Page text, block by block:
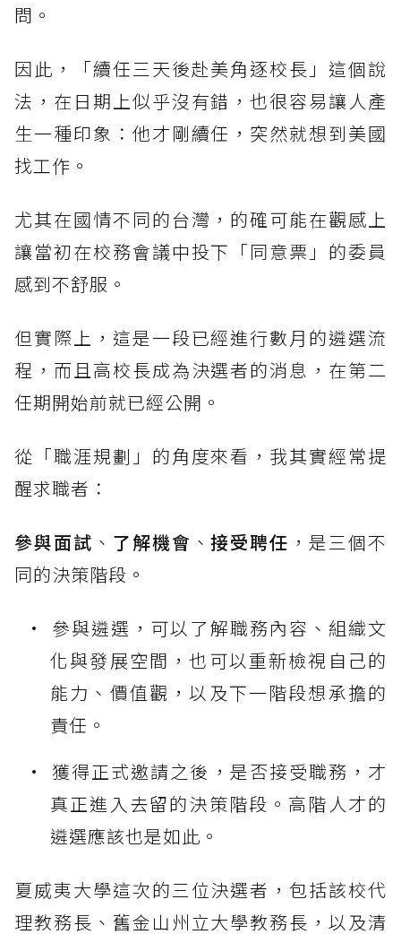
問。
因此，「續任三天後赴美角逐校長」這個說
法，在日期上似乎沒有錯，也很容易讓人產
生一種印象：他才剛續任，突然就想到美國
找工作。
尤其在國情不同的台灣，的確可能在觀感上
讓當初在校務會議中投下「同意票」的委員
感到不舒服。
但實際上，這是一段已經進行數月的遴選流
程，而且高校長成為決選者的消息，在第二
任期開始前就已經公開。
從「職涯規劃」的角度來看，我其實經常提
醒求職者：
參與面試 、 了解機會 、接受聘任 ，是三個不
同的決策階段。
參與遴選，可以了解職務內容、組織文
化與發展空間，也可以重新檢視自己的
能力、價值觀，以及下一階段想承擔的
責任。
獲得正式邀請之後，是否接受職務，才
真正進入去留的決策階段。高階人才的
遴選應該也是如此。
夏威夷大學這次的三位決選者，包括該校代
理教務長、舊金山州立大學教務長，以及清